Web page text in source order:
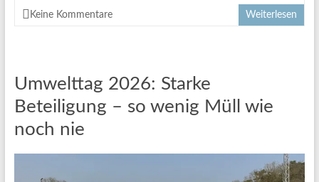
Keine Kommentare Weiterlesen
Umwelttag 2026: Starke
Beteiligung – so wenig Müll wie
noch nie